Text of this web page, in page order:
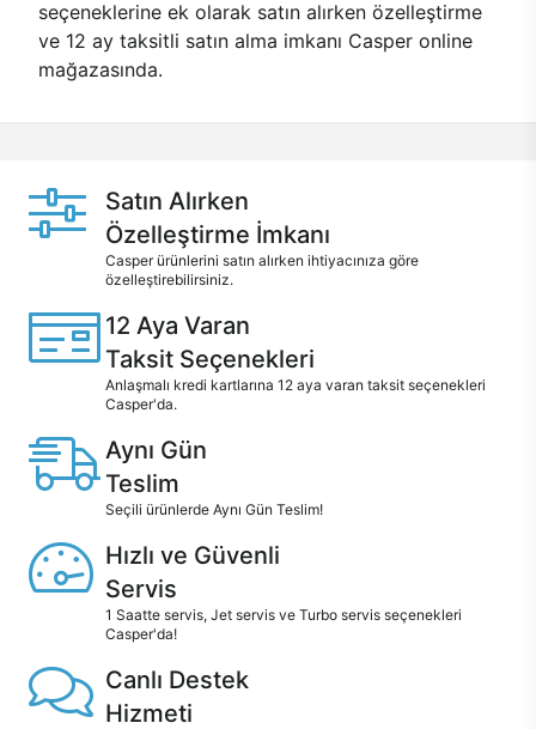
seçeneklerine ek olarak satın alırken özelleştirme
ve 12 ay taksitli satın alma imkanı Casper online
mağazasında.
Satın Alırken
Özelleştirme İmkanı
Casper ürünlerini satın alırken ihtiyacınıza göre
özelleştirebilirsiniz.
12 Aya Varan
Taksit Seçenekleri
Anlaşmalı kredi kartlarına 12 aya varan taksit seçenekleri
Casper'da.
Aynı Gün
Teslim
Seçili ürünlerde Aynı Gün Teslim!
Hızlı ve Güvenli
Servis
1 Saatte servis, Jet servis ve Turbo servis seçenekleri
Casper'da!
Canlı Destek
Hizmeti